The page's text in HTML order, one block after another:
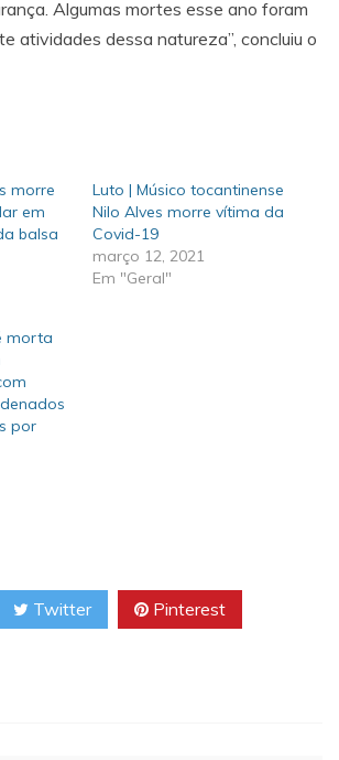
Algumas mortes esse ano foram
atividades dessa natureza”, concluiu o
morre
em
balsa
Luto | Músico tocantinense
Nilo Alves morre vítima da
Covid-19
março 12, 2021
Em "Geral"
morta
por
Twitter Pinterest